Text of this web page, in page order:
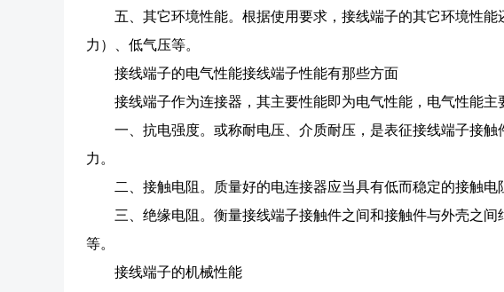
五、其它环境性能。根据使用要求，接线端子的其它环境性
力）、低气压等。
接线端子的电气性能接线端子性能有那些方面
接线端子作为连接器，其主要性能即为电气性能，电气性能主
一、抗电强度。或称耐电压、介质耐压，是表征接线端子接
力。
二、接触电阻。质量好的电连接器应当具有低而稳定的接触
三、绝缘电阻。衡量接线端子接触件之间和接触件与外壳之
等。
接线端子的机械性能